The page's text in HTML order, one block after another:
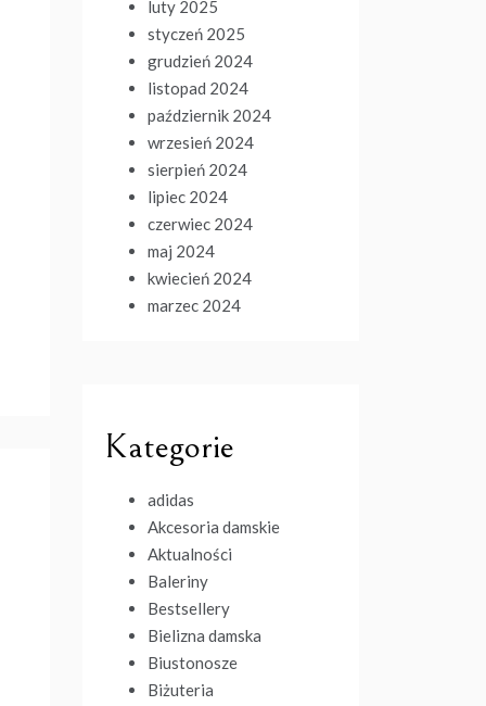
luty 2025
styczeń 2025
grudzień 2024
listopad 2024
październik 2024
wrzesień 2024
sierpień 2024
lipiec 2024
czerwiec 2024
maj 2024
kwiecień 2024
marzec 2024
Kategorie
adidas
Akcesoria damskie
Aktualności
Baleriny
Bestsellery
Bielizna damska
Biustonosze
Biżuteria